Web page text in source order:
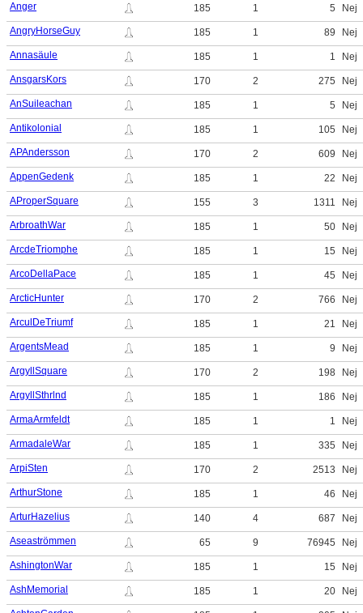
Anger
185 1 5
Nej
AngryHorseGuy
185 1 89
Nej
Annasäule
185 1 1
Nej
AnsgarsKors
170 2 275
Nej
AnSuileachan
185 1 5
Nej
Antikolonial
185 1 105
Nej
APAndersson
170 2 609
Nej
AppenGedenk
185 1 22
Nej
AProperSquare
155 3 1311
Nej
ArbroathWar
185 1 50
Nej
ArcdeTriomphe
185 1 15
Nej
ArcoDellaPace
185 1 45
Nej
ArcticHunter
170 2 766
Nej
ArculDeTriumf
185 1 21
Nej
ArgentsMead
185 1 9
Nej
ArgyllSquare
170 2 198
Nej
ArgyllSthrlnd
185 1 186
Nej
ArmaArmfeldt
185 1 1
Nej
ArmadaleWar
185 1 335
Nej
ArpiSten
170 2 2513
Nej
ArthurStone
185 1 46
Nej
ArturHazelius
140 4 687
Nej
Aseaströmmen
65 9 76945
Nej
AshingtonWar
185 1 15
Nej
AshMemorial
185 1 20
Nej